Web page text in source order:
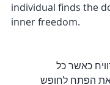
individual finds the
inner freedom.
כאשר כל
את הפתח לחופש